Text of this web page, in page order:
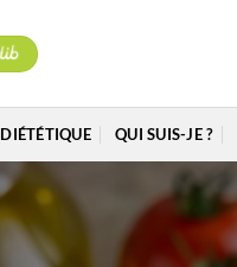
DIÉTÉTIQUE QUI SUIS-JE ?